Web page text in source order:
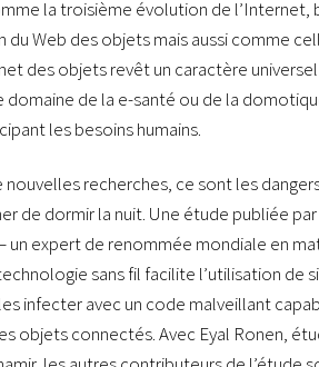
la troisième évolution de l’Internet,
du Web des objets mais aussi comme
des objets revêt un caractère
domaine de la e-santé ou de la
les besoins humains.
nouvelles recherches, ce sont les
de dormir la nuit. Une étude publiée
un expert de renommée mondiale en
sans fil facilite l’utilisation de
infecter avec un code malveillant
objets connectés. Avec Eyal Ronen,